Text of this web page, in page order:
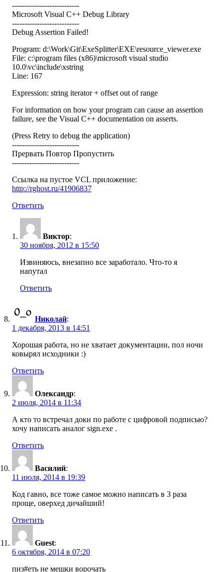
---------------------------
Microsoft Visual C++ Debug Library
---------------------------
Debug Assertion Failed!
Program: d:\Work\Git\ExeSplitter\EXE\resource_viewer.exe
File: c:\program files (x86)\microsoft visual studio
10.0\vc\include\xstring
Line: 167
Expression: string iterator + offset out of range
For information on how your program can cause an assertion
failure, see the Visual C++ documentation on asserts.
(Press Retry to debug the application)
---------------------------
Прервать Повтор Пропустить
---------------------------
Ссылка на пустое VCL приложение:
http://rghost.ru/41906837
Ответить
Виктор:
30 ноября, 2012 в 15:50
Извиняюсь, внезапно все заработало. Что-то я
напутал
Ответить
Николай:
1 декабря, 2013 в 14:51
Хорошая работа, но не хватает документации, пол ночи
ковырял исходники :)
Ответить
Олександр:
2 июля, 2014 в 11:34
А кто то встречал доки по работе с цифровой подписью?
хочу написать аналог sign.exe .
Ответить
Василий:
11 июля, 2014 в 19:39
Код гавно, все тоже самое можно написать в 3 раза
проще, оверхед дичайший!
Ответить
Guest:
6 октября, 2014 в 07:20
пиз#еть не мешки ворочать